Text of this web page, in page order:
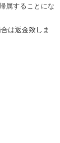
属することにな
は返金致しま